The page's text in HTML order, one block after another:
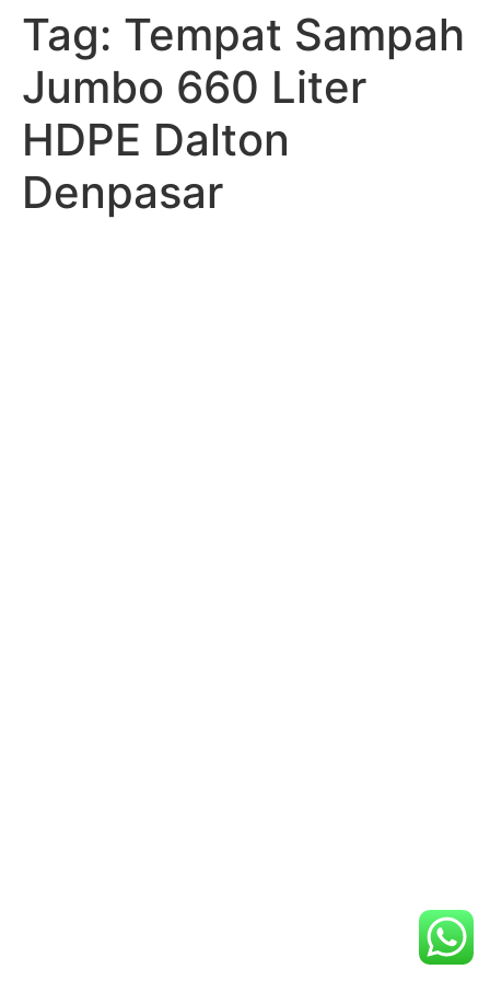
Skip
content
Tag: Tempat Sampah
Jumbo 660 Liter
HDPE Dalton
Denpasar